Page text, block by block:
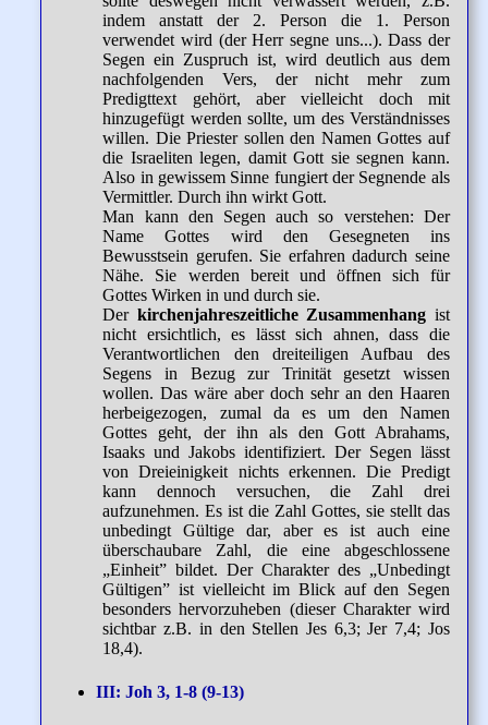
indem anstatt der 2. Person die 1. Person
verwendet wird (der Herr segne uns...). Dass der
Segen ein Zuspruch ist, wird deutlich aus dem
nachfolgenden Vers, der nicht mehr zum
Predigttext gehört, aber vielleicht doch mit
hinzugefügt werden sollte, um des Verständnisses
willen. Die Priester sollen den Namen Gottes auf
die Israeliten legen, damit Gott sie segnen kann.
Also in gewissem Sinne fungiert der Segnende als
Vermittler. Durch ihn wirkt Gott.
Man kann den Segen auch so verstehen: Der
Name Gottes wird den Gesegneten ins
Bewusstsein gerufen. Sie erfahren dadurch seine
Nähe. Sie werden bereit und öffnen sich für
Gottes Wirken in und durch sie.
Der kirchenjahreszeitliche Zusammenhang ist
nicht ersichtlich, es lässt sich ahnen, dass die
Verantwortlichen den dreiteiligen Aufbau des
Segens in Bezug zur Trinität gesetzt wissen
wollen. Das wäre aber doch sehr an den Haaren
herbeigezogen, zumal da es um den Namen
Gottes geht, der ihn als den Gott Abrahams,
Isaaks und Jakobs identifiziert. Der Segen lässt
von Dreieinigkeit nichts erkennen. Die Predigt
kann dennoch versuchen, die Zahl drei
aufzunehmen. Es ist die Zahl Gottes, sie stellt das
unbedingt Gültige dar, aber es ist auch eine
überschaubare Zahl, die eine abgeschlossene
„Einheit” bildet. Der Charakter des „Unbedingt
Gültigen” ist vielleicht im Blick auf den Segen
besonders hervorzuheben (dieser Charakter wird
sichtbar z.B. in den Stellen Jes 6,3; Jer 7,4; Jos
18,4).
III: Joh 3, 1-8 (9-13)